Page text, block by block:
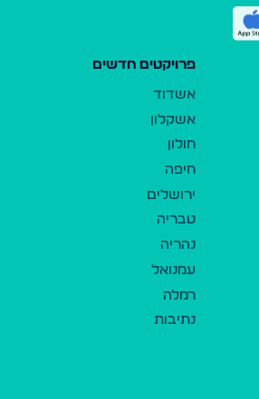
פרויקטים חדשים
אשדוד
אשקלון
חולון
חיפה
ירושלים
טבריה
נהריה
עמנואל
רמלה
נתיבות